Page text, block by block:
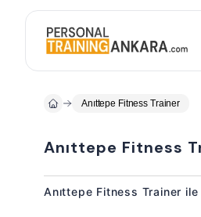
Anıttepe Fitness Trainer
Anıttepe Fitness
Anıttepe Fitness Trainer